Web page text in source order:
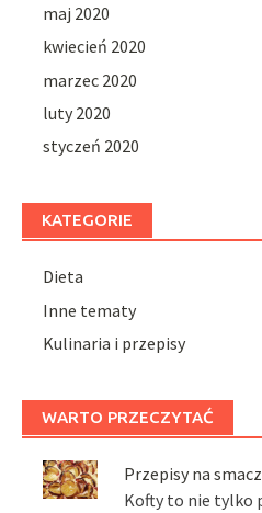
maj 2020
kwiecień 2020
marzec 2020
luty 2020
styczeń 2020
KATEGORIE
Dieta
Inne tematy
Kulinaria i przepisy
WARTO PRZECZYTAĆ
Przepisy na
Kofty to nie tylko